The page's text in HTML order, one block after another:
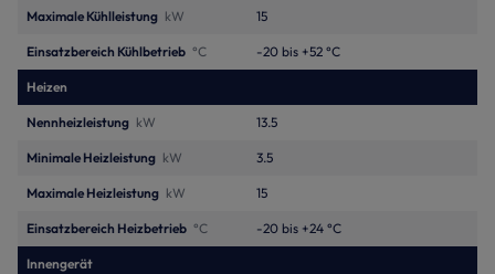
Maximale Kühlleistung kW 15
Einsatzbereich Kühlbetrieb °C -20 bis +52 °C
Heizen
Nennheizleistung kW 13.5
Minimale Heizleistung kW 3.5
Maximale Heizleistung kW 15
Einsatzbereich Heizbetrieb °C -20 bis +24 °C
Innengerät